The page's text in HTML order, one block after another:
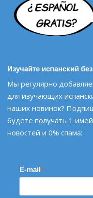
Изучайте испанский
Мы регулярно
для изучающих
наших новинок?
будете получать 1
новостей и 0% спама:
E-mail